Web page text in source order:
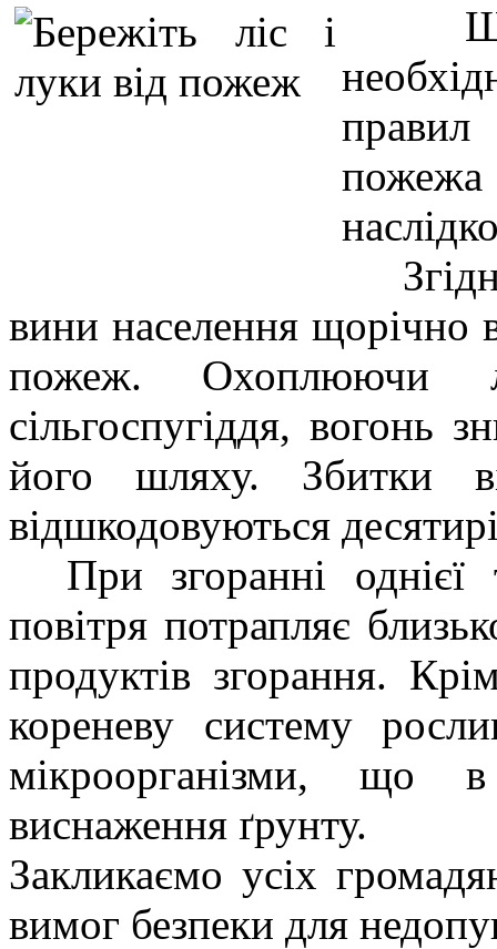
вини населення щорічно
пожеж. Охоплюючи
сільгоспугіддя, вогонь
його шляху. Збитки
відшкодовуються
При згоранні однієї
повітря потрапляє
продуктів згорання.
кореневу систему
мікроорганізми, що
виснаження ґрунту.
Закликаємо усіх
вимог безпеки для